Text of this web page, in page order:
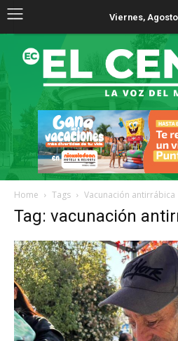
Viernes, Agosto
Home Tags Vacunación antirrábica
Tag: vacunación